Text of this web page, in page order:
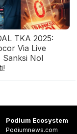
TKA 2025:
Via Live
Sanksi Nol
Podium Ecosystem
Podiumnews.com